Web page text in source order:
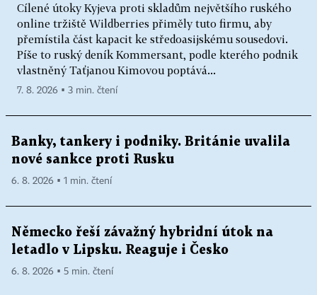
Cílené útoky Kyjeva proti skladům největšího ruského
online tržiště Wildberries přiměly tuto firmu, aby
přemístila část kapacit ke středoasijskému sousedovi.
Píše to ruský deník Kommersant, podle kterého podnik
vlastněný Taťjanou Kimovou poptává...
7. 8. 2026 ▪ 3 min. čtení
Banky, tankery i podniky. Británie uvalila
nové sankce proti Rusku
6. 8. 2026 ▪ 1 min. čtení
Německo řeší závažný hybridní útok na
letadlo v Lipsku. Reaguje i Česko
6. 8. 2026 ▪ 5 min. čtení